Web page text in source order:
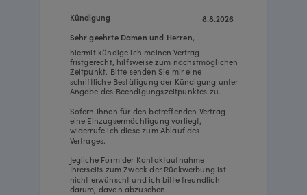
8.8.2026
hiermit kündige ich meinen Vertrag
fristgerecht, hilfsweise zum nächstmöglichen
Zeitpunkt. Bitte senden Sie mir eine
schriftliche Bestätigung der Kündigung unter
Angabe des Beendigungszeitpunktes zu.
Sofern Ihnen für den betreffenden Vertrag
eine Einzugsermächtigung vorliegt,
widerrufe ich diese zum Ablauf des
Vertrages.
Jegliche Form der Kontaktaufnahme
Ihrerseits zum Zweck der Rückwerbung ist
nicht erwünscht und ich bitte freundlich
darum, davon abzusehen.
Sehr geehrte Damen und Herren,
Kündigung